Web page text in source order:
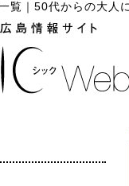
覧 ｜ 50代からの大人